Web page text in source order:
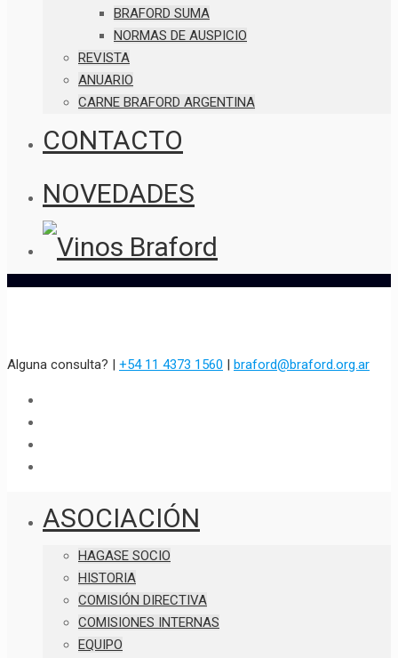
BRAFORD SUMA
NORMAS DE AUSPICIO
REVISTA
ANUARIO
CARNE BRAFORD ARGENTINA
CONTACTO
NOVEDADES
Alguna consulta? | +54 11 4373 1560 | braford@braford.org.ar
ASOCIACIÓN
HAGASE SOCIO
HISTORIA
COMISIÓN DIRECTIVA
COMISIONES INTERNAS
EQUIPO